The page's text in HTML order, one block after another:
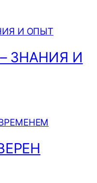
ЗНАНИЯ И